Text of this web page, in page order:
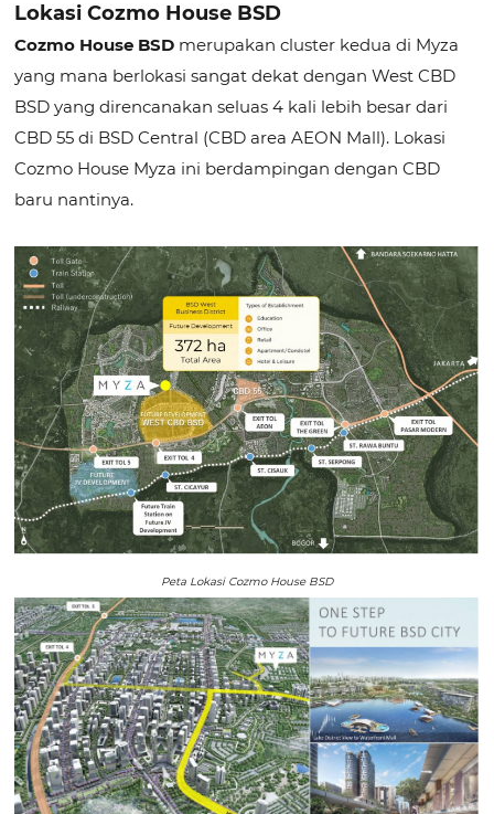
Lokasi Cozmo House BSD
Cozmo House BSD merupakan cluster kedua di Myza
yang mana berlokasi sangat dekat dengan West CBD
BSD yang direncanakan seluas 4 kali lebih besar dari
CBD 55 di BSD Central (CBD area AEON Mall). Lokasi
Cozmo House Myza ini berdampingan dengan CBD
baru nantinya.
Peta Lokasi Cozmo House BSD